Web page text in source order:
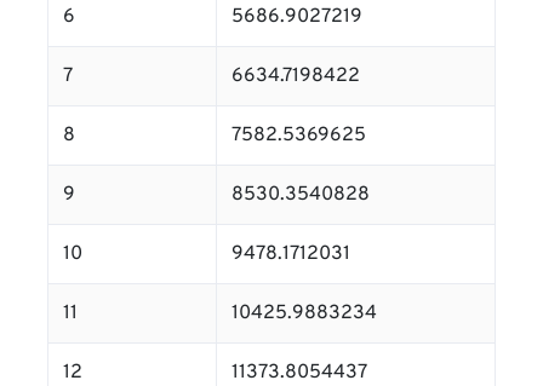
6 5686.9027219
7 6634.7198422
8 7582.5369625
9 8530.3540828
10 9478.1712031
11 10425.9883234
12 11373.8054437